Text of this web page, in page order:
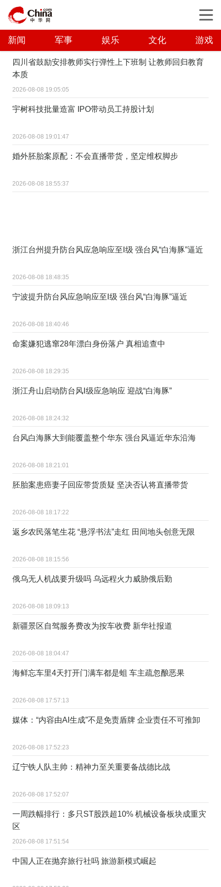
新闻 军事 娱乐 文化 游戏
四川省鼓励安排教师实行弹性上下班制 让教师回归教育
本质
2026-08-08 19:05:05
宇树科技批量造富 IPO带动员工持股计划
2026-08-08 19:01:47
婚外胚胎案原配：不会直播带货，坚定维权脚步
2026-08-08 18:55:37
浙江台州提升防台风应急响应至Ⅰ级 强台风“白海豚”逼近
2026-08-08 18:48:35
宁波提升防台风应急响应至Ⅰ级 强台风“白海豚”逼近
2026-08-08 18:40:46
命案嫌犯逃窜28年漂白身份落户 真相追查中
2026-08-08 18:29:35
浙江舟山启动防台风Ⅰ级应急响应 迎战“白海豚”
2026-08-08 18:24:32
台风白海豚大到能覆盖整个华东 强台风逼近华东沿海
2026-08-08 18:21:01
胚胎案患癌妻子回应带货质疑 坚决否认将直播带货
2026-08-08 18:17:22
返乡农民落笔生花 “悬浮书法”走红 田间地头创意无限
2026-08-08 18:15:56
俄乌无人机战要升级吗 乌远程火力威胁俄后勤
2026-08-08 18:09:13
新疆景区自驾服务费改为按车收费 新华社报道
2026-08-08 18:04:47
海鲜忘车里4天打开门满车都是蛆 车主疏忽酿恶果
2026-08-08 17:57:13
媒体：“内容由AI生成”不是免责盾牌 企业责任不可推卸
2026-08-08 17:52:23
辽宁铁人队主帅：精神力至关重要备战德比战
2026-08-08 17:52:07
一周跌幅排行：多只ST股跌超10% 机械设备板块成重灾
区
2026-08-08 17:51:54
中国人正在抛弃旅行社吗 旅游新模式崛起